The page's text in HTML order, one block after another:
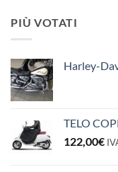
PIÙ VOTATI
Harley-
TELO
122,00€